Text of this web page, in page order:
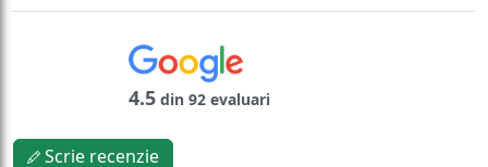
4.5 din 92 evaluari
Scrie recenzie